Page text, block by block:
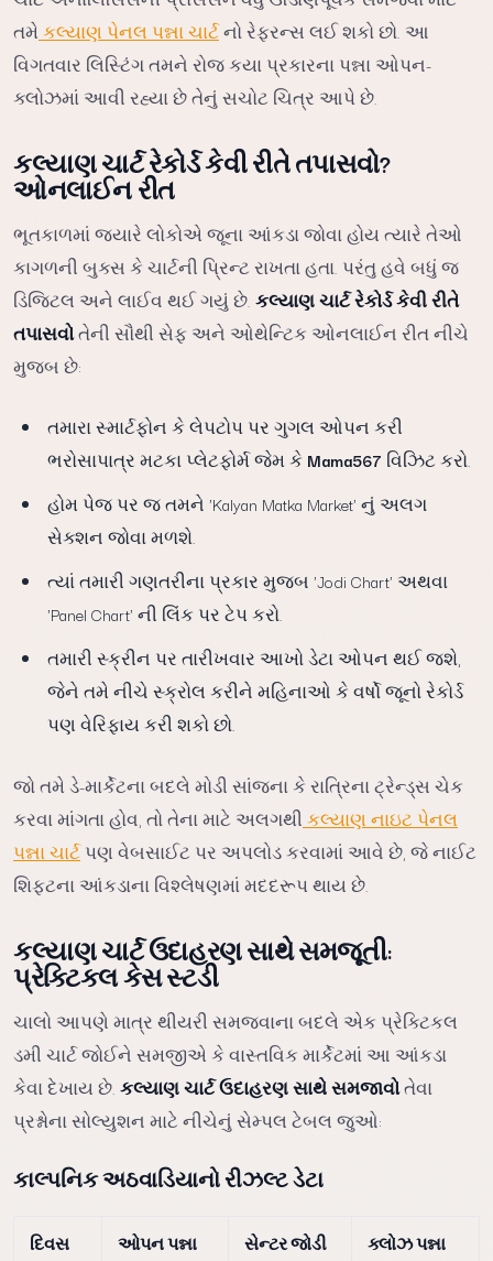
તમેકલ્યાણ પેનલ પન્ના ચાર્ટનો રેફરન્સ લઈ શકો છો. આ
વિગતવાર લિસ્ટિંગ તમને રોજ કયા પ્રકારના પન્ના ઓપન-
ક્લોઝમાં આવી રહ્યા છે તેનું સચોટ ચિત્ર આપે છે.
કલ્યાણ ચાર્ટ રેકોર્ડ કેવી રીતે તપાસવો?
ઓનલાઈન રીત
ભૂતકાળમાં જ્યારે લોકોએ જૂના આંકડા જોવા હોય ત્યારે તેઓ
કાગળની બુક્સ કે ચાર્ટની પ્રિન્ટ રાખતા હતા. પરંતુ હવે બધું જ
ડિજિટલ અને લાઈવ થઈ ગયું છે. કલ્યાણ ચાર્ટ રેકોર્ડ કેવી રીતે
તપાસવોતેની સૌથી સેફ અને ઓથેન્ટિક ઓનલાઈન રીત નીચે
મુજબ છે:
તમારા સ્માર્ટફોન કે લેપટોપ પર ગુગલ ઓપન કરી
ભરોસાપાત્ર મટકા પ્લેટફોર્મ જેમ કે Mama567 વિઝિટ કરો.
હોમ પેજ પર જ તમને 'Kalyan Matka Market' નું અલગ
સેક્શન જોવા મળશે.
ત્યાં તમારી ગણતરીના પ્રકાર મુજબ 'Jodi Chart' અથવા
'Panel Chart' ની લિંક પર ટેપ કરો.
તમારી સ્ક્રીન પર તારીખવાર આખો ડેટા ઓપન થઈ જશે,
જેને તમે નીચે સ્ક્રોલ કરીને મહિનાઓ કે વર્ષો જૂનો રેકોર્ડ
પણ વેરિફાય કરી શકો છો.
જો તમે ડે-માર્કેટના બદલે મોડી સાંજના કે રાત્રિના ટ્રેન્ડ્સ ચેક
કરવા માંગતા હોવ, તો તેના માટે અલગથી કલ્યાણ નાઇટ પેનલ
પન્ના ચાર્ટપણ વેબસાઈટ પર અપલોડ કરવામાં આવે છે, જે નાઈટ
શિફ્ટના આંકડાના વિશ્લેષણમાં મદદરૂપ થાય છે.
કલ્યાણ ચાર્ટ ઉદાહરણ સાથે સમજૂતી:
પ્રેક્ટિકલ કેસ સ્ટડી
ચાલો આપણે માત્ર થીયરી સમજવાના બદલે એક પ્રેક્ટિકલ
ડમી ચાર્ટ જોઈને સમજીએ કે વાસ્તવિક માર્કેટમાં આ આંકડા
કેવા દેખાય છે. કલ્યાણ ચાર્ટ ઉદાહરણ સાથે સમજાવોતેવા
પ્રશ્નોના સોલ્યુશન માટે નીચેનું સેમ્પલ ટેબલ જુઓ:
કાલ્પનિક અઠવાડિયાનો રીઝલ્ટ ડેટા
દિવસ
ઓપન પન્ના
સેન્ટર જોડી
ક્લોઝ પન્ના